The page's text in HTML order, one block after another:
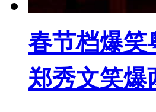
春节档爆笑
郑秀文笑爆